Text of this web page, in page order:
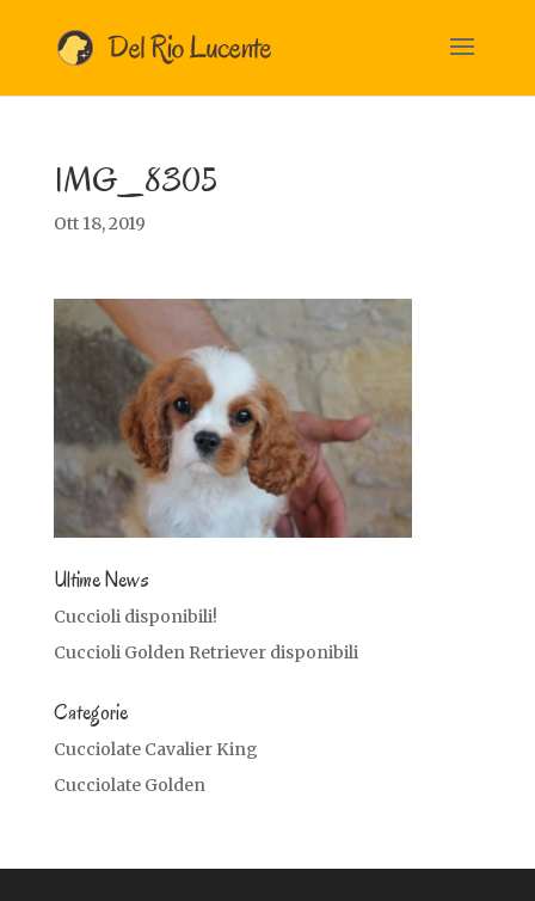
IMG_8305
Ott 18, 2019
Ultime News
Cuccioli disponibili!
Cuccioli Golden Retriever disponibili
Categorie
Cucciolate Cavalier King
Cucciolate Golden